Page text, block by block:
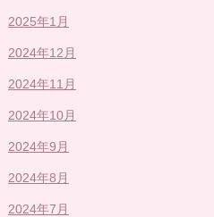
2025年1月
2024年12月
2024年11月
2024年10月
2024年9月
2024年8月
2024年7月